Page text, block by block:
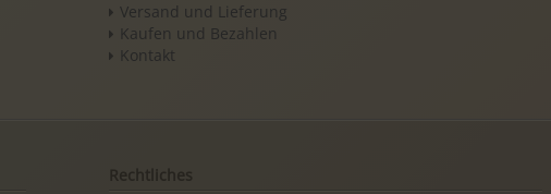
Versand und Lieferung
Kaufen und Bezahlen
Kontakt